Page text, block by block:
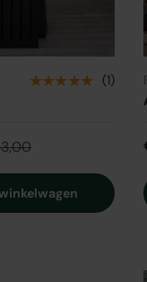
★★★★★ (1)